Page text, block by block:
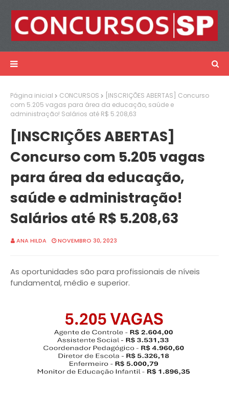
Página inicial CONCURSOS
[INSCRIÇÕES ABERTAS] Concurso
com 5.205 vagas para área da educação, saúde e
administração! Salários até R$ 5.208,63
[INSCRIÇÕES ABERTAS]
Concurso com 5.205 vagas
para área da educação,
saúde e administração!
Salários até R$ 5.208,63
ANA HILDA NOVEMBRO 30, 2023
As oportunidades são para profissionais de níveis
fundamental, médio e superior.